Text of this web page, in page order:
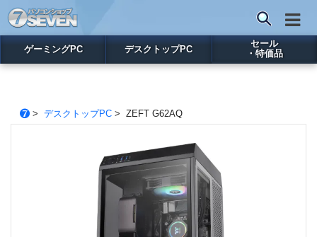
ゲーミングPC デスクトップPC
セール
・特価品
> デスクトップPC> ZEFT G62AQ